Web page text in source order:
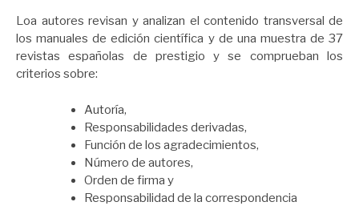
Loa autores revisan y analizan el contenido transversal de
los manuales de edición científica y de una muestra de 37
revistas españolas de prestigio y se comprueban los
criterios sobre:
Autoría,
Responsabilidades derivadas,
Función de los agradecimientos,
Número de autores,
Orden de firma y
Responsabilidad de la correspondencia